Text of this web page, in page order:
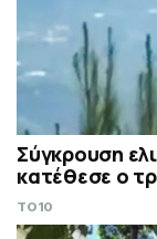
Σύγκρουση
κατέθεσε ο
TO10